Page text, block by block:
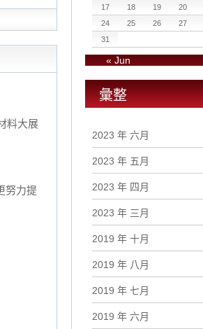
料大展
努力提
17
18 19 20
24
25 26 27
31
« Jun
彙整
2023 年 六月
2023 年 五月
2023 年 四月
2023 年 三月
2019 年 十月
2019 年 八月
2019 年 七月
2019 年 六月